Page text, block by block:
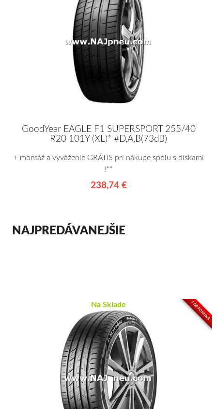
GoodYear EAGLE F1 SUPERSPORT 255/40
R20 101Y (XL)* #D,A,B(73dB)
+ montáž a vyváženie GRÁTIS pri nákupe spolu s diskami
!**
238,74 €
NAJPREDÁVANEJŠIE
TOP PONUKA
Na Sklade